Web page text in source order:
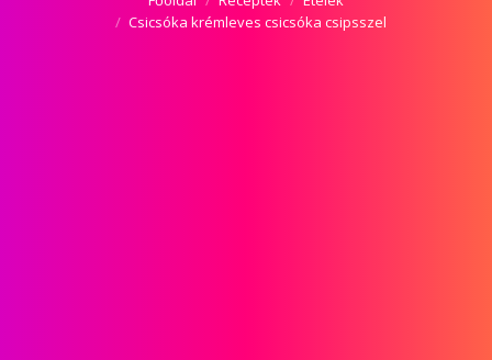
Csicsóka krémleves csicsóka csipsszel